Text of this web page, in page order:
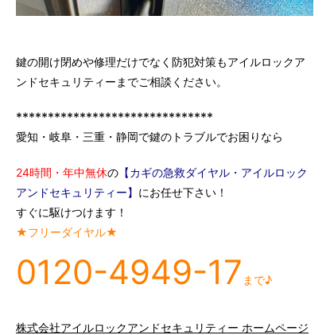
鍵の開け閉めや修理だけでなく防犯対策もアイルロックア
ンドセキュリティーまでご相談ください。
*******************************
愛知・岐阜・三重・静岡で鍵のトラブルでお困りなら
24時間・年中無休の 【カギの急救ダイヤル・アイルロック
アンドセキュリティー】 にお任せ下さい！
すぐに駆けつけます！
★フリーダイヤル★
0120-4949-17 まで♪
株式会社アイルロックアンドセキュリティー ホームページ